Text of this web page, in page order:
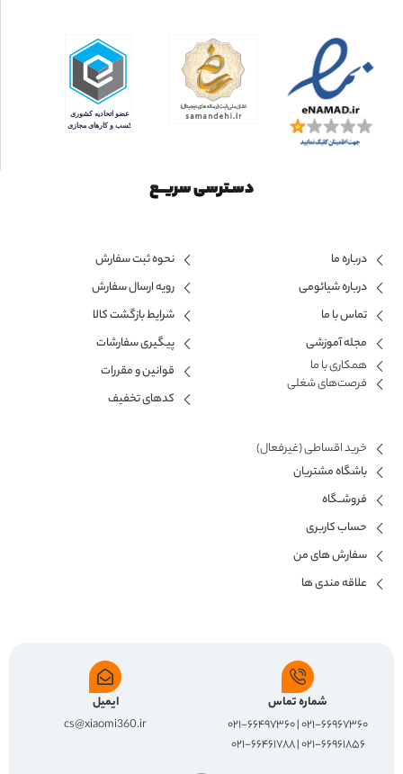
دسـترسی سریــع
درباره ما
درباره شیائومی
تماس با ما
مجله آموزشی
همکاری با ما​
فرصت‌های شغلی
نحوه ثبت سفارش
رویه ارسال سفارش
شرایط بازگشت کالا
پیگیری سفارشات
قوانین و مقررات
کدهای تخفیف
خرید اقساطی (غیرفعال)
باشگاه مشتریان
فروشــگاه
حساب کاربری
سفارش های من
علاقه مندی ها
شماره تماس
۰۲۱-۶۶۹۶۷۳۶۰ | ۰۲۱-۶۶۴۹۷۳۶۰
۰۲۱-۶۶۹۶۱۸۵۶ | ۰۲۱-۶۶۴۶۱۷۸۸
ایمیل
cs@xiaomi360.ir